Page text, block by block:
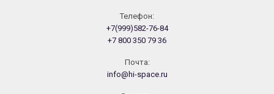
Телефон:
+7(999)582-76-84
+7 800 350 79 36
Почта:
info@hi-space.ru